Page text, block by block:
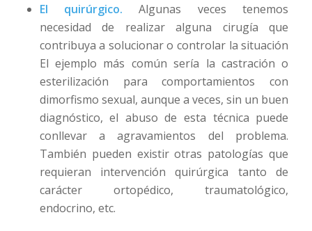
El quirúrgico. Algunas veces tenemos
necesidad de realizar alguna cirugía que
contribuya a solucionar o controlar la situación
El ejemplo más común sería la castración o
esterilización para comportamientos con
dimorfismo sexual, aunque a veces, sin un buen
diagnóstico, el abuso de esta técnica puede
conllevar a agravamientos del problema.
También pueden existir otras patologías que
requieran intervención quirúrgica tanto de
carácter ortopédico, traumatológico,
endocrino, etc.